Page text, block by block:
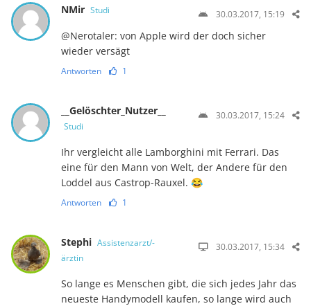
NMir Studi 30.03.2017, 15:19
@Nerotaler: von Apple wird der doch sicher
wieder versägt
Antworten 1
__Gelöschter_Nutzer__
Studi
30.03.2017, 15:24
Ihr vergleicht alle Lamborghini mit Ferrari. Das
eine für den Mann von Welt, der Andere für den
Loddel aus Castrop-Rauxel. 😂
Antworten 1
Stephi Assistenzarzt/-
ärztin
30.03.2017, 15:34
So lange es Menschen gibt, die sich jedes Jahr das
neueste Handymodell kaufen, so lange wird auch